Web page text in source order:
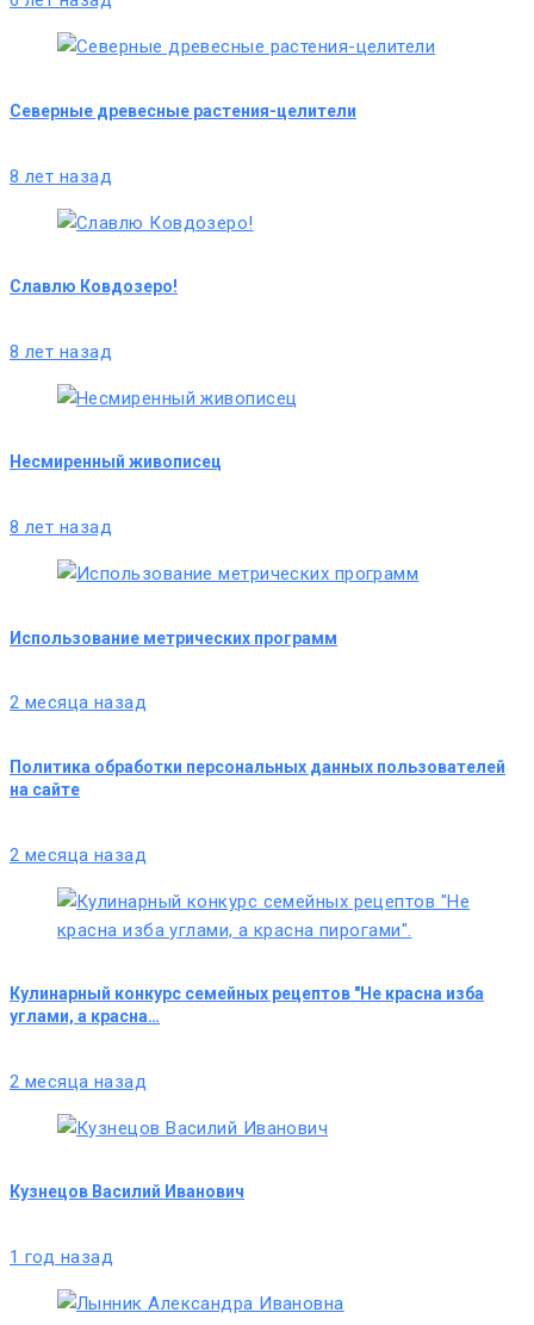
Северные древесные растения-целители
8 лет назад
Славлю Ковдозеро!
8 лет назад
Несмиренный живописец
8 лет назад
Использование метрических программ
2 месяца назад
Политика обработки персональных данных пользователей
на сайте
2 месяца назад
Кулинарный конкурс семейных рецептов "Не красна изба
углами, а красна…
2 месяца назад
Кузнецов Василий Иванович
1 год назад